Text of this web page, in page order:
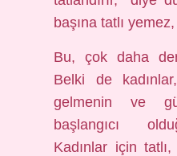
başına tatlı
Bu, çok daha
Belki de
gelmenin ve
başlangıcı
Kadınlar için